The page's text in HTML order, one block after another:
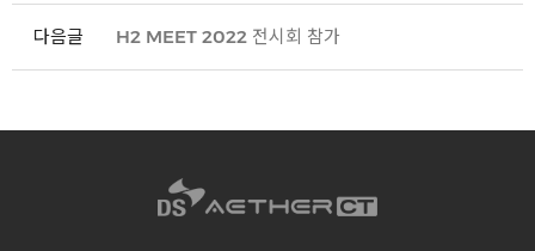
다음글 H2 MEET 2022 전시회 참가